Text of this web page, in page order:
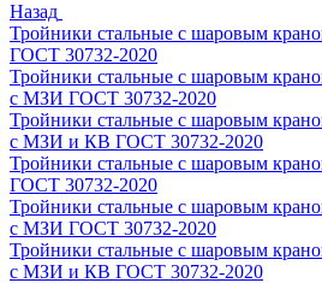
Назад
Тройники стальные с шаровым
ГОСТ 30732-2020
Тройники стальные с шаровым
с МЗИ ГОСТ 30732-2020
Тройники стальные с шаровым
с МЗИ и КВ ГОСТ 30732-2020
Тройники стальные с шаровым
ГОСТ 30732-2020
Тройники стальные с шаровым
с МЗИ ГОСТ 30732-2020
Тройники стальные с шаровым
с МЗИ и КВ ГОСТ 30732-2020